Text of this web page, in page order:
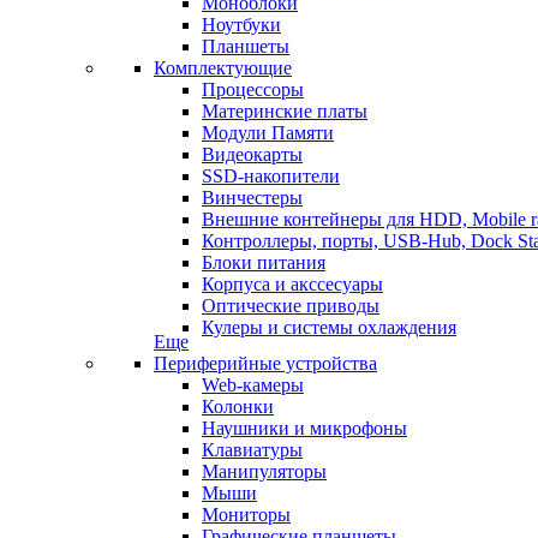
Ноутбуки
Планшеты
Комплектующие
Процессоры
Материнские платы
Модули Памяти
Видеокарты
SSD-накопители
Винчестеры
Внешние контейнеры для HDD, Mobile
Контроллеры, порты, USB-Hub, Dock
Блоки питания
Корпуса и акссесуары
Оптические приводы
Кулеры и системы охлаждения
Еще
Периферийные устройства
Web-камеры
Колонки
Наушники и микрофоны
Клавиатуры
Манипуляторы
Мыши
Мониторы